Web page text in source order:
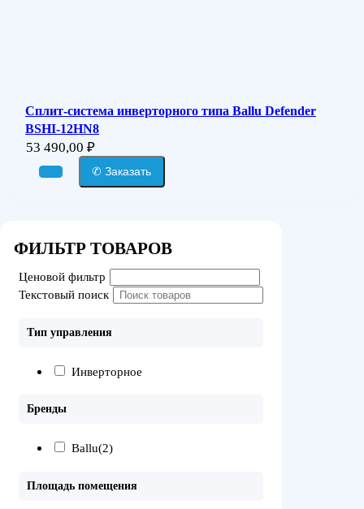
Сплит-система инверторного типа Ballu Defender
BSHI-12HN8
53 490,00 ₽
✆ Заказать
ФИЛЬТР ТОВАРОВ
Ценовой фильтр
Текстовый поиск
Тип управления
Инверторное
Бренды
Ballu(2)
Площадь помещения